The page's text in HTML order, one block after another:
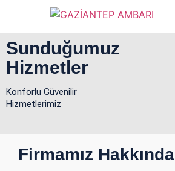
Sunduğumuz
Hizmetler
Konforlu Güvenilir
Hizmetlerimiz
Firmamız Hakkında